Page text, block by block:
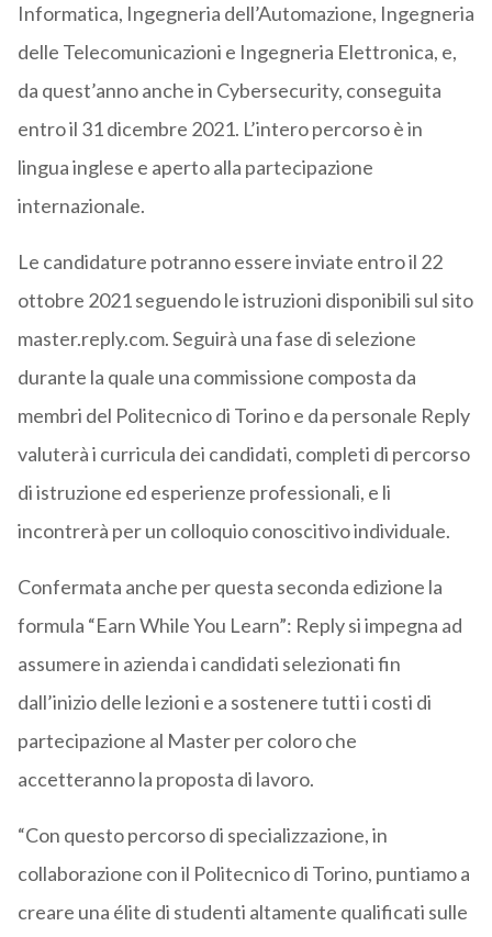
Informatica, Ingegneria dell’Automazione, Ingegneria
delle Telecomunicazioni e Ingegneria Elettronica, e,
da quest’anno anche in Cybersecurity, conseguita
entro il 31 dicembre 2021. L’intero percorso è in
lingua inglese e aperto alla partecipazione
internazionale.
Le candidature potranno essere inviate entro il 22
ottobre 2021 seguendo le istruzioni disponibili sul sito
master.reply.com. Seguirà una fase di selezione
durante la quale una commissione composta da
membri del Politecnico di Torino e da personale Reply
valuterà i curricula dei candidati, completi di percorso
di istruzione ed esperienze professionali, e li
incontrerà per un colloquio conoscitivo individuale.
Confermata anche per questa seconda edizione la
formula “Earn While You Learn”: Reply si impegna ad
assumere in azienda i candidati selezionati fin
dall’inizio delle lezioni e a sostenere tutti i costi di
partecipazione al Master per coloro che
accetteranno la proposta di lavoro.
“Con questo percorso di specializzazione, in
collaborazione con il Politecnico di Torino, puntiamo a
creare una élite di studenti altamente qualificati sulle